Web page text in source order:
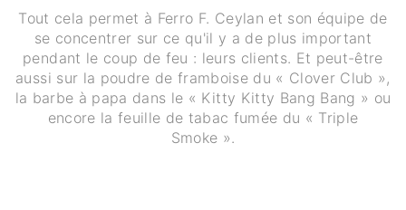
Tout cela permet à Ferro F. Ceylan et son équipe de
se concentrer sur ce qu'il y a de plus important
pendant le coup de feu : leurs clients. Et peut-être
aussi sur la poudre de framboise du « Clover Club »,
la barbe à papa dans le « Kitty Kitty Bang Bang » ou
encore la feuille de tabac fumée du « Triple
Smoke ».